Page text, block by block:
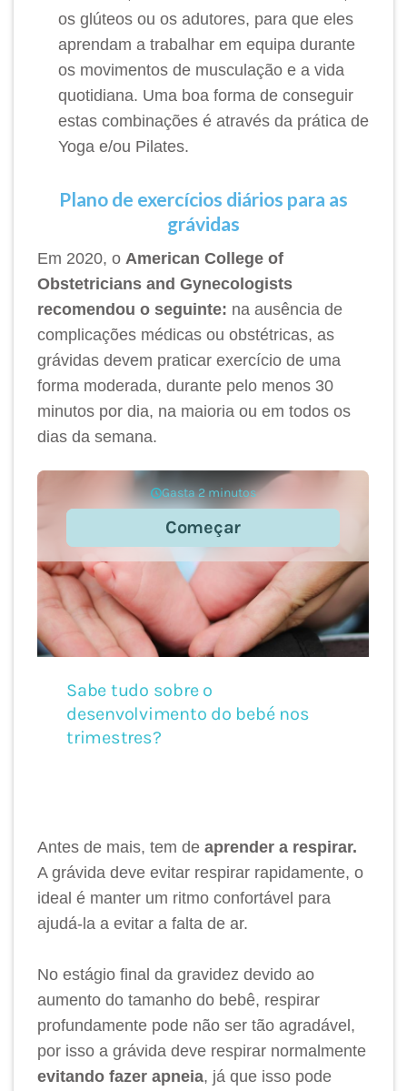
os glúteos ou os adutores, para que eles
aprendam a trabalhar em equipa durante
os movimentos de musculação e a vida
quotidiana. Uma boa forma de conseguir
estas combinações é através da prática de
Yoga e/ou Pilates.
Plano de exercícios diários para as
grávidas
Em 2020, o American College of
Obstetricians and Gynecologists
recomendou o seguinte: na ausência de
complicações médicas ou obstétricas, as
grávidas devem praticar exercício de uma
forma moderada, durante pelo menos 30
minutos por dia, na maioria ou em todos os
dias da semana.
Antes de mais, tem deaprender a respirar.
A grávida deve evitar respirar rapidamente, o
ideal é manter um ritmo confortável para
ajudá-la a evitar a falta de ar.
No estágio final da gravidez devido ao
aumento do tamanho do bebê, respirar
profundamente pode não ser tão agradável,
por isso a grávida deve respirar normalmente
evitando fazer apneia, já que isso pode